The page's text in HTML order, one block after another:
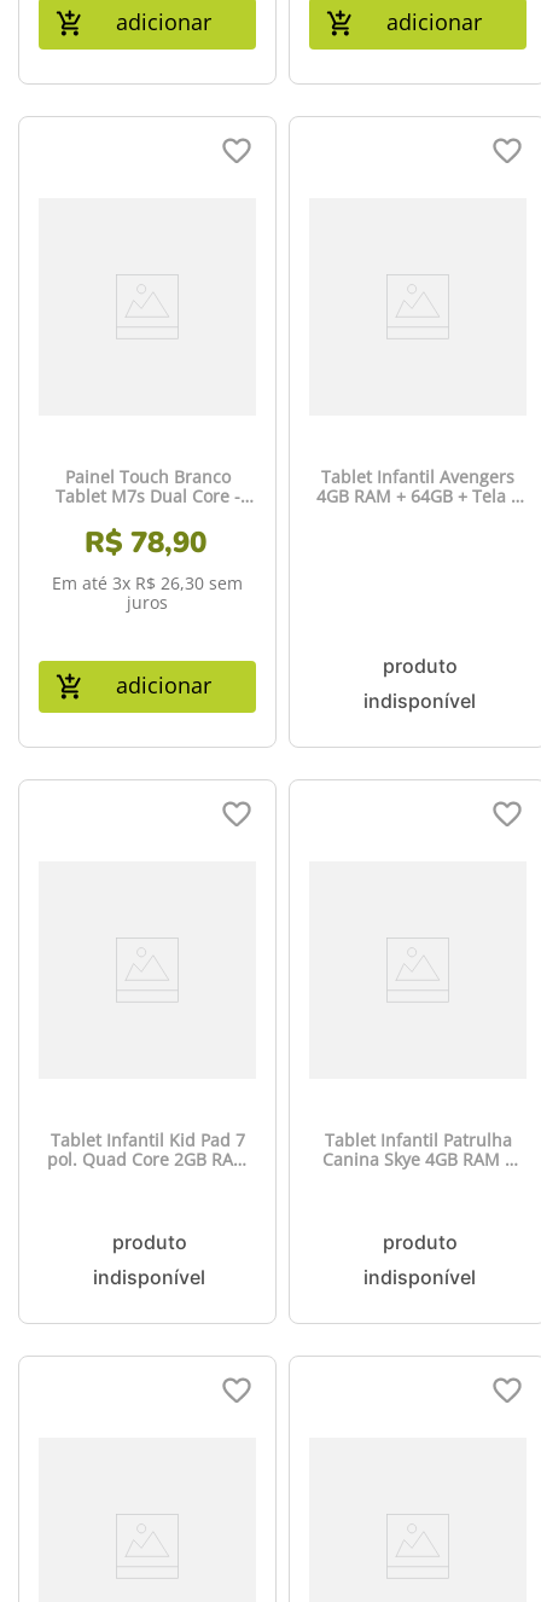
adicionar adicionar
Painel Touch Branco
Tablet M7s Dual Core -
R$ 78,90
Em até 3x R$ 26,30 sem
juros
adicionar
Tablet Infantil Avengers
4GB RAM + 64GB + Tela 7
Tablet Infantil Kid Pad 7
pol. Quad Core 2GB RAM
Tablet Infantil Patrulha
Canina Skye 4GB RAM +
[Reembalado]